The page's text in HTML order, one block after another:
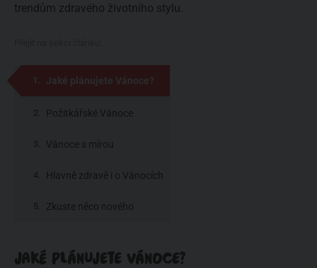
trendům zdravého životního stylu.
Jaké plánujete Vánoce?
Požitkářské Vánoce
Vánoce s mírou
Hlavně zdravě i o Vánocích
Zkuste něco nového
JAKÉ PLÁNUJETE VÁNOCE?